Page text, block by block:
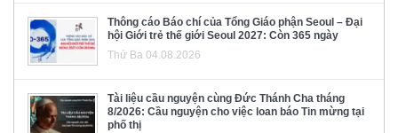
Thông cáo Báo chí của Tổng Giáo phận Seoul – Đại
hội Giới trẻ thế giới Seoul 2027: Còn 365 ngày
Thứ Ba 04.08.2026
Tài liệu cầu nguyện cùng Đức Thánh Cha tháng
8/2026: Cầu nguyện cho việc loan báo Tin mừng tại
phố thị